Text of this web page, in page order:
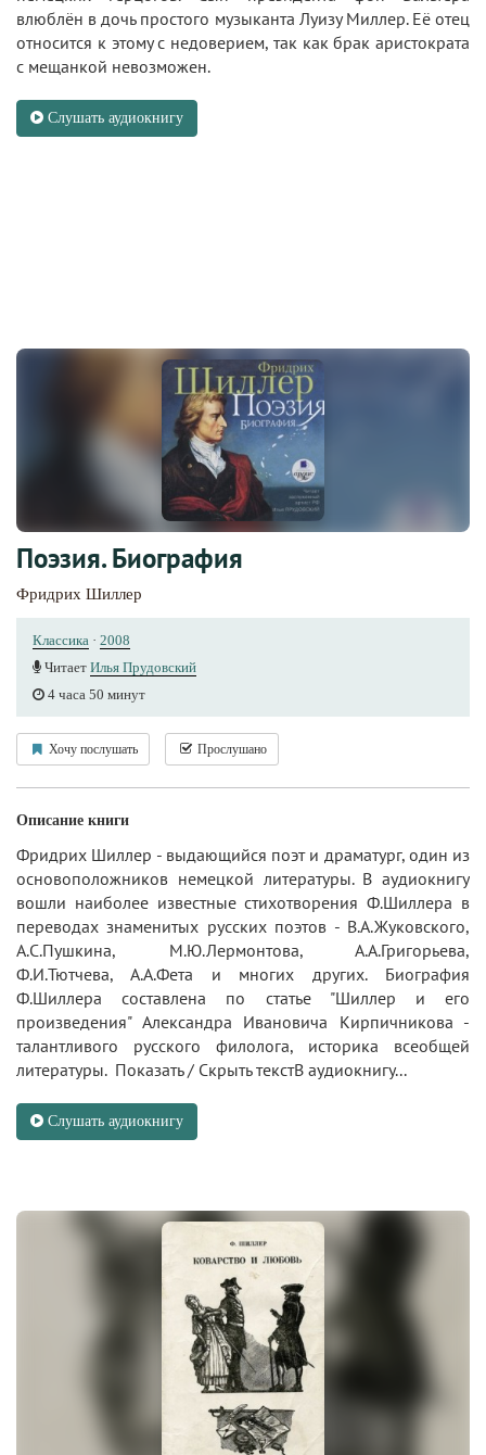
влюблён в дочь простого музыканта Луизу Миллер. Её отец
относится к этому с недоверием, так как брак аристократа
с мещанкой невозможен.
Слушать аудиокнигу
Поэзия. Биография
Фридрих Шиллер
Классика · 2008
Читает Илья Прудовский
4 часа 50 минут
Хочу послушать Прослушано
Описание книги
Фридрих Шиллер - выдающийся поэт и драматург, один из
основоположников немецкой литературы. В аудиокнигу
вошли наиболее известные стихотворения Ф.Шиллера в
переводах знаменитых русских поэтов - В.А.Жуковского,
А.С.Пушкина, М.Ю.Лермонтова, А.А.Григорьева,
Ф.И.Тютчева, А.А.Фета и многих других. Биография
Ф.Шиллера составлена по статье "Шиллер и его
произведения" Александра Ивановича Кирпичникова -
талантливого русского филолога, историка всеобщей
литературы. Показать / Скрыть текстВ аудиокнигу...
Слушать аудиокнигу